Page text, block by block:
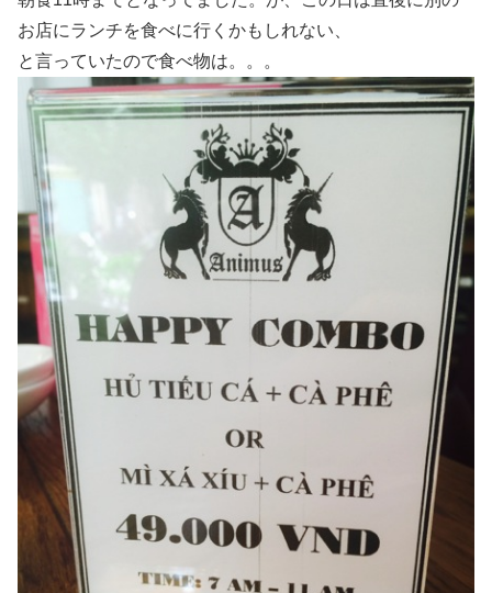
お店にランチを食べに行くかもしれない、
と言っていたので食べ物は。。。